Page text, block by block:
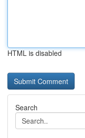
HTML is disabled
Search